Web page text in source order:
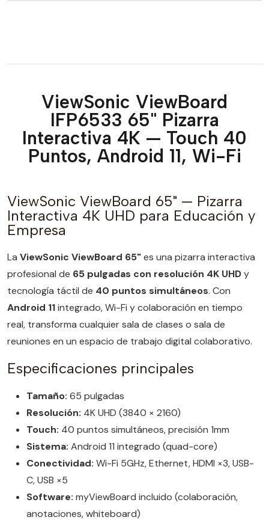
ViewSonic ViewBoard
IFP6533 65" Pizarra
Interactiva 4K — Touch 40
Puntos, Android 11, Wi-Fi
ViewSonic ViewBoard 65" — Pizarra
Interactiva 4K UHD para Educación y
Empresa
La ViewSonic ViewBoard 65"es una pizarra interactiva
profesional de 65 pulgadas con resolución 4K UHDy
tecnología táctil de 40 puntos simultáneos. Con
Android 11integrado, Wi-Fi y colaboración en tiempo
real, transforma cualquier sala de clases o sala de
reuniones en un espacio de trabajo digital colaborativo.
Especificaciones principales
Tamaño: 65 pulgadas
Resolución: 4K UHD (3840 × 2160)
Touch: 40 puntos simultáneos, precisión 1mm
Sistema: Android 11 integrado (quad-core)
Conectividad: Wi-Fi 5GHz, Ethernet, HDMI ×3, USB-
C, USB ×5
Software: myViewBoard incluido (colaboración,
anotaciones, whiteboard)